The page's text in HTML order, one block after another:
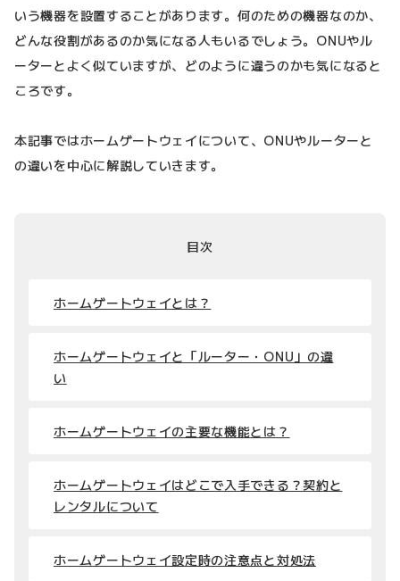
いう機器を設置することがあります。何のための機器なのか、
どんな役割があるのか気になる人もいるでしょう。ONUやル
ーターとよく似ていますが、どのように違うのかも気になると
ころです。
本記事ではホームゲートウェイについて、ONUやルーターと
の違いを中心に解説していきます。
目次
ホームゲートウェイとは？
ホームゲートウェイと「ルーター・ONU」の違
い
ホームゲートウェイの主要な機能とは？
ホームゲートウェイはどこで入手できる？契約と
レンタルについて
ホームゲートウェイ設定時の注意点と対処法